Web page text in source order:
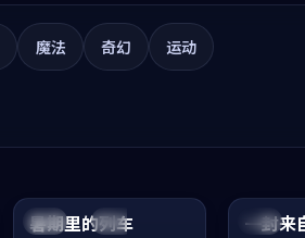
魔法 奇幻 运动
中国 杜比
暑期里的列车 韩国
一封来